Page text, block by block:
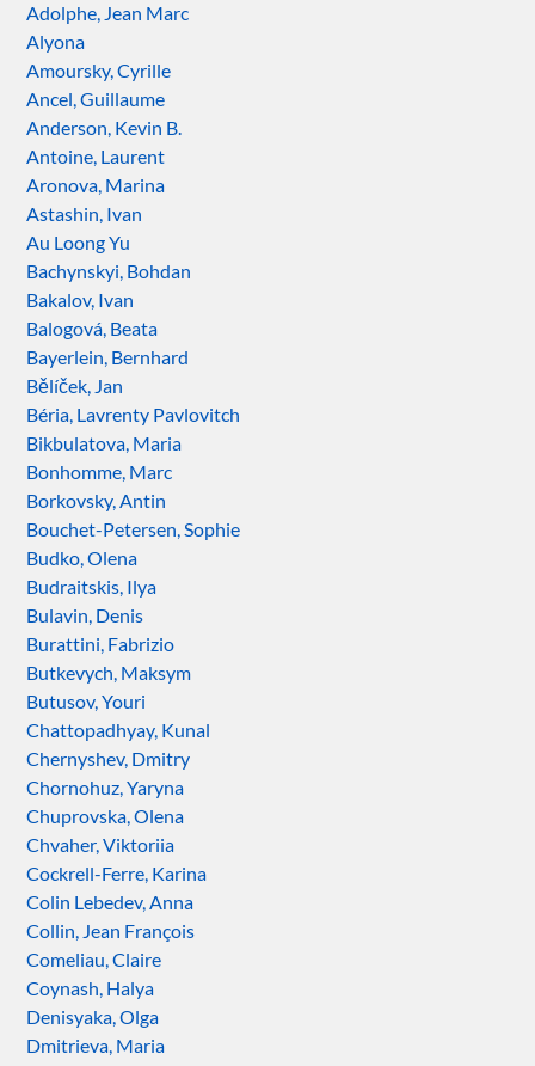
Adolphe, Jean Marc
Alyona
Amoursky, Cyrille
Ancel, Guillaume
Anderson, Kevin B.
Antoine, Laurent
Aronova, Marina
Astashin, Ivan
Au Loong Yu
Bachynskyi, Bohdan
Bakalov, Ivan
Balogová, Beata
Bayerlein, Bernhard
Bělíček, Jan
Béria, Lavrenty Pavlovitch
Bikbulatova, Maria
Bonhomme, Marc
Borkovsky, Antin
Bouchet-Petersen, Sophie
Budko, Olena
Budraitskis, Ilya
Bulavin, Denis
Burattini, Fabrizio
Butkevych, Maksym
Butusov, Youri
Chattopadhyay, Kunal
Chernyshev, Dmitry
Chornohuz, Yaryna
Chuprovska, Olena
Chvaher, Viktoriia
Cockrell-Ferre, Karina
Colin Lebedev, Anna
Collin, Jean François
Comeliau, Claire
Coynash, Halya
Denisyaka, Olga
Dmitrieva, Maria